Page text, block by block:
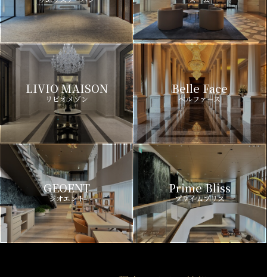
LIVIO MAISON
リビオメゾン
Belle Face
ベルファース
GEOENT
ジオエント
Prime Bliss
プライムブリス